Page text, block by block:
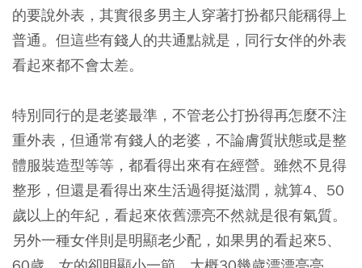
的要說外表，其實很多男主人穿著打扮都只能稱得上
普通。但這些有錢人的共通點就是，同行女伴的外表
看起來都不會太差。
特別同行的是老婆最準，不管老公打扮得再怎麼不注
重外表，但通常有錢人的老婆，不論膚質狀態或是整
體服裝造型等等，都看得出來有在經營。雖然不見得
整形，但還是看得出來生活過得挺滋潤，就算4、50
歲以上的年紀，看起來依舊漂亮不然就是很有氣質。
另外一種女伴則是明顯老少配，如果男的看起來5、